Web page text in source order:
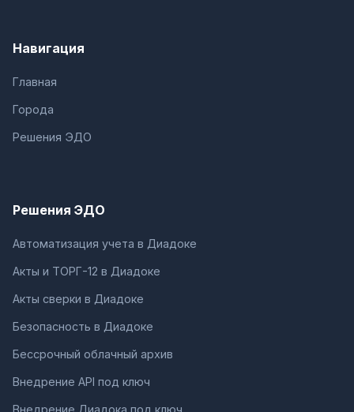
Навигация
Главная
Города
Решения ЭДО
Решения ЭДО
Автоматизация учета в Диадоке
Акты и ТОРГ-12 в Диадоке
Акты сверки в Диадоке
Безопасность в Диадоке
Бессрочный облачный архив
Внедрение API под ключ
Внедрение Диадока под ключ